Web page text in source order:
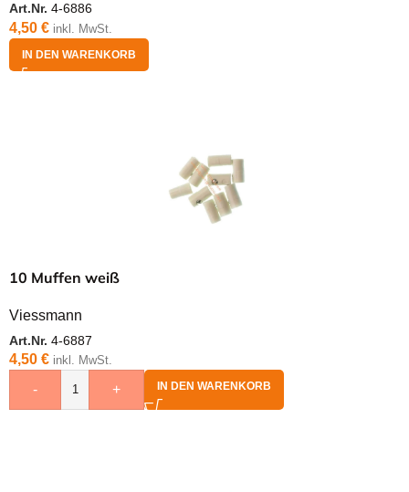
Art.Nr. 4-6886
4,50 € inkl. MwSt.
IN DEN WARENKORB
10 Muffen weiß
Viessmann
Art.Nr. 4-6887
4,50 € inkl. MwSt.
- + IN DEN WARENKORB